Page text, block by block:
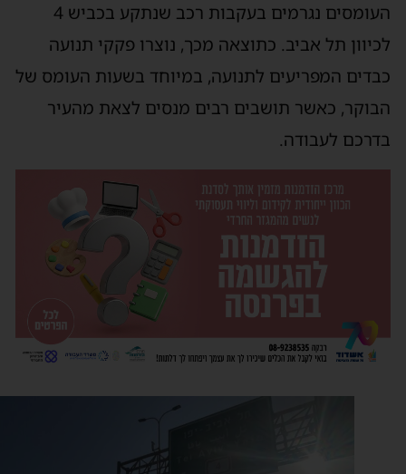
העומסים נגרמים בעקבות רכב שנתקע בכביש 4
תל אביב. כתוצאה מכך, נוצרו פקקי תנועה
המפריעים לתנועה, במיוחד בשעות העומס של
כאשר תושבים רבים מנסים לצאת מהעיר
לעבודה.